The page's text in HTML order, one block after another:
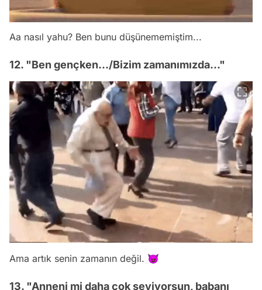
Aa nasıl yahu? Ben bunu düşünememiştim...
12. "Ben gençken.../Bizim zamanımızda..."
Ama artık senin zamanın değil. 😈
13. "Anneni mi daha çok seviyorsun, babanı